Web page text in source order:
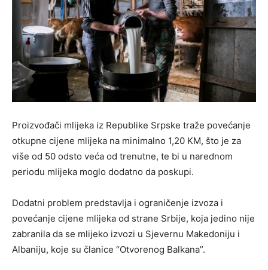
Proizvođači mlijeka iz Republike Srpske traže povećanje
otkupne cijene mlijeka na minimalno 1,20 KM, što je za
više od 50 odsto veća od trenutne, te bi u narednom
periodu mlijeka moglo dodatno da poskupi.
Dodatni problem predstavlja i ograničenje izvoza i
povećanje cijene mlijeka od strane Srbije, koja jedino nije
zabranila da se mlijeko izvozi u Sjevernu Makedoniju i
Albaniju, koje su članice “Otvorenog Balkana”.